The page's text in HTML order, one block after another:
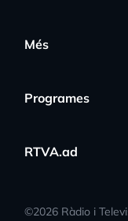
Més
Programes
RTVA.ad
©2026 Ràdio i